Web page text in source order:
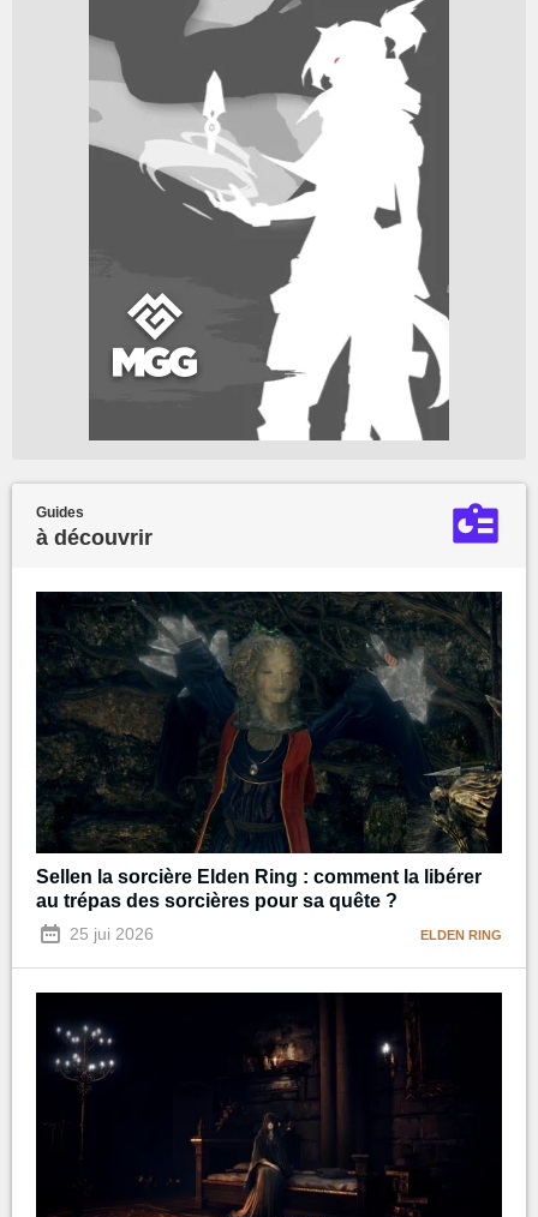
Guides
à découvrir
Sellen la sorcière Elden Ring : comment la libérer
au trépas des sorcières pour sa quête ?
25 jui 2026 ELDEN RING